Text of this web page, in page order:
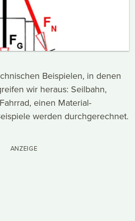
Beispielen, in denen
wir heraus: Seilbahn,
einen Material-
werden durchgerechnet.
ANZEIGE